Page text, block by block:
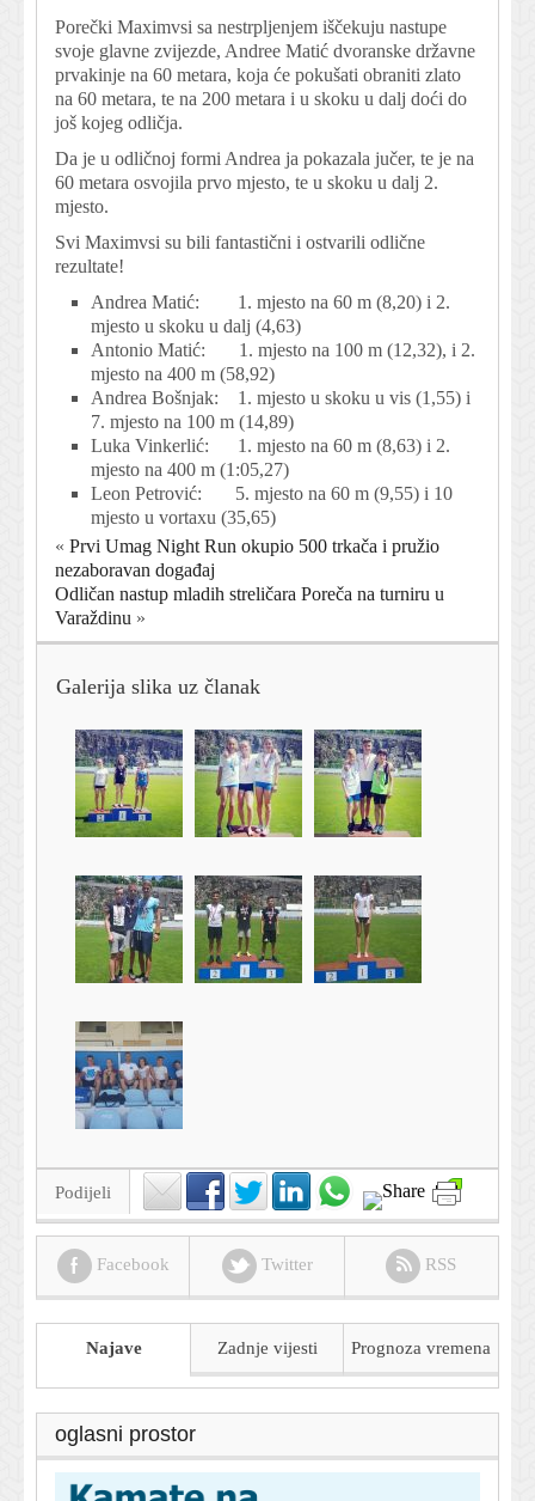
Porečki Maximvsi sa nestrpljenjem iščekuju nastupe
svoje glavne zvijezde, Andree Matić dvoranske državne
prvakinje na 60 metara, koja će pokušati obraniti zlato
na 60 metara, te na 200 metara i u skoku u dalj doći do
još kojeg odličja.
Da je u odličnoj formi Andrea ja pokazala jučer, te je na
60 metara osvojila prvo mjesto, te u skoku u dalj 2.
mjesto.
Svi Maximvsi su bili fantastični i ostvarili odlične
rezultate!
Andrea Matić: 1. mjesto na 60 m (8,20) i 2.
mjesto u skoku u dalj (4,63)
Antonio Matić: 1. mjesto na 100 m (12,32), i 2.
mjesto na 400 m (58,92)
Andrea Bošnjak: 1. mjesto u skoku u vis (1,55) i
7. mjesto na 100 m (14,89)
Luka Vinkerlić: 1. mjesto na 60 m (8,63) i 2.
mjesto na 400 m (1:05,27)
Leon Petrović: 5. mjesto na 60 m (9,55) i 10
mjesto u vortaxu (35,65)
« Prvi Umag Night Run okupio 500 trkača i pružio
nezaboravan događaj
Odličan nastup mladih streličara Poreča na turniru u
Varaždinu »
Galerija slika uz članak
Podijeli
Facebook Twitter RSS
Najave Zadnje vijesti Prognoza vremena
oglasni prostor